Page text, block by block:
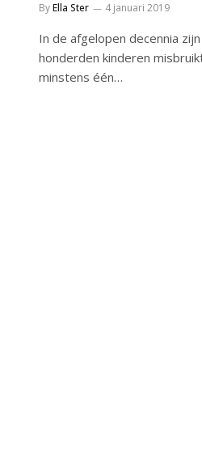
ByElla Ster 4 januari 2019
In de afgelopen decennia
honderden kinderen
minstens één…